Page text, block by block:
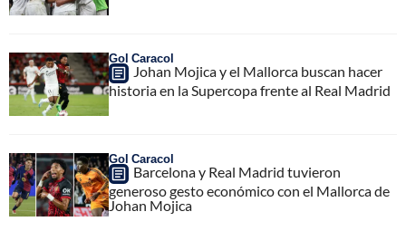
Gol Caracol
Johan Mojica y el Mallorca buscan hacer
historia en la Supercopa frente al Real Madrid
Gol Caracol
Barcelona y Real Madrid tuvieron
generoso gesto económico con el Mallorca de
Johan Mojica